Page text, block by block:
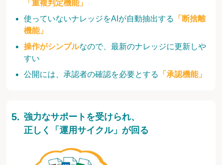
「重複判定機能」
使っていないナレッジをAIが自動抽出する
「断捨離
機能」
操作がシンプルなので、最新のナレッジに更新しや
すい
公開には、承認者の確認を必要とする
「承認機能」
強力なサポートを受けられ、
正しく「運用サイクル」が回る